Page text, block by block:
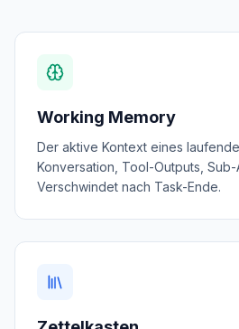
Working Memory
Der aktive Kontext eines
Konversation, Tool-Outputs,
Verschwindet nach Task-Ende.